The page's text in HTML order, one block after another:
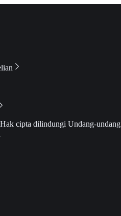
Hak cipta dilindungi Undang-undang